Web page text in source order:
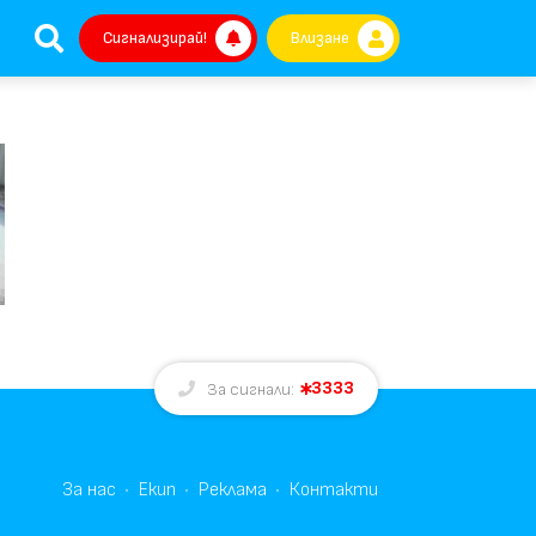
Сигнализирай! Влизане
За сигнали: 3333
За нас Екип Реклама Контакти